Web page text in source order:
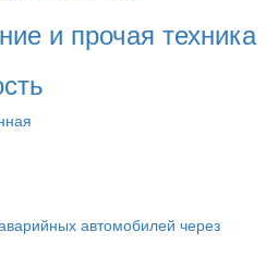
и прочая техника
автомобилей через